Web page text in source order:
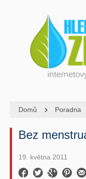
Domů Poradna
Bez
19. května 2011